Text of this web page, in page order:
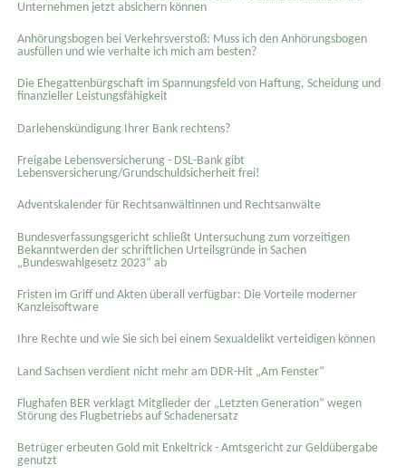
Unternehmen jetzt absichern können
Anhörungsbogen bei Verkehrsverstoß: Muss ich den Anhörungsbogen
ausfüllen und wie verhalte ich mich am besten?
Die Ehegattenbürgschaft im Spannungsfeld von Haftung, Scheidung und
finanzieller Leistungsfähigkeit
Darlehenskündigung Ihrer Bank rechtens?
Freigabe Lebensversicherung - DSL-Bank gibt
Lebensversicherung/Grundschuldsicherheit frei!
Adventskalender für Rechtsanwältinnen und Rechtsanwälte
Bundesverfassungsgericht schließt Untersuchung zum vorzeitigen
Bekanntwerden der schriftlichen Urteilsgründe in Sachen
„Bundeswahlgesetz 2023“ ab
Fristen im Griff und Akten überall verfügbar: Die Vorteile moderner
Kanzleisoftware
Ihre Rechte und wie Sie sich bei einem Sexual­delikt verteidigen können
Land Sachsen verdient nicht mehr am DDR-Hit „Am Fenster“
Flughafen BER verklagt Mitglieder der „Letzten Generation“ wegen
Störung des Flugbetriebs auf Schadenersatz
Betrüger erbeuten Gold mit Enkeltrick - Amtsgericht zur Geldübergabe
genutzt